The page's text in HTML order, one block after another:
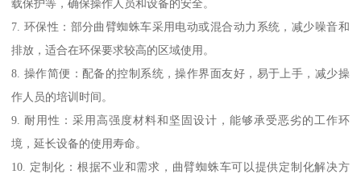
载保护等，确保操作人员和设备的安全。
7. 环保性：部分曲臂蜘蛛车采用电动或混合动力系统，减少噪音和
排放，适合在环保要求较高的区域使用。
8. 操作简便：配备的控制系统，操作界面友好，易于上手，减少操
作人员的培训时间。
9. 耐用性：采用高强度材料和坚固设计，能够承受恶劣的工作环
境，延长设备的使用寿命。
10. 定制化：根据不业和需求，曲臂蜘蛛车可以提供定制化解决方